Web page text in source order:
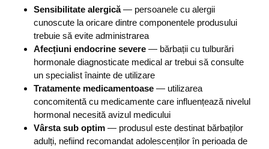
Sensibilitate alergică— persoanele cu alergii
cunoscute la oricare dintre componentele produsului
trebuie să evite administrarea
Afecțiuni endocrine severe — bărbații cu tulburări
hormonale diagnosticate medical ar trebui să consulte
un specialist înainte de utilizare
Tratamente medicamentoase — utilizarea
concomitentă cu medicamente care influențează nivelul
hormonal necesită avizul medicului
Vârsta sub optim — produsul este destinat bărbaților
adulți, nefiind recomandat adolescenților în perioada de